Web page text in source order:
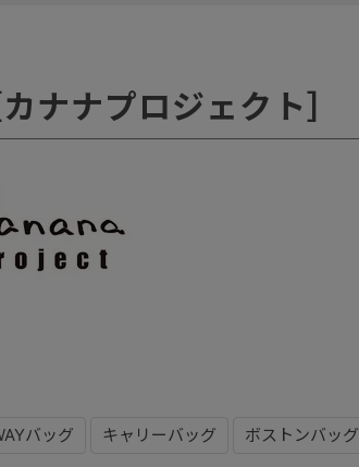
ナナプロジェクト］
バッグ キャリーバッグ ボストンバッグ